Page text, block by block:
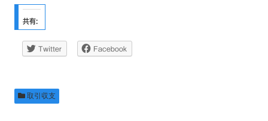
共有:
Twitter Facebook
取引収支